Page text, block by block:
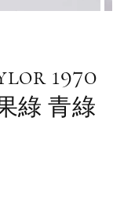
1970
綠 青綠